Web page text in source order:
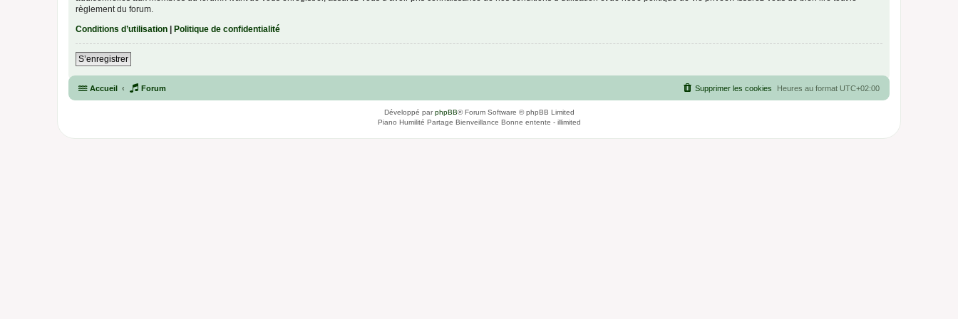
règlement du forum.
Conditions d’utilisation | Politique de confidentialité
S’enregistrer
Accueil Forum Heures au format UTC+02:00
Supprimer les cookies
Développé parphpBB® Forum Software © phpBB Limited
Piano Humilité Partage Bienveillance Bonne entente - illimited